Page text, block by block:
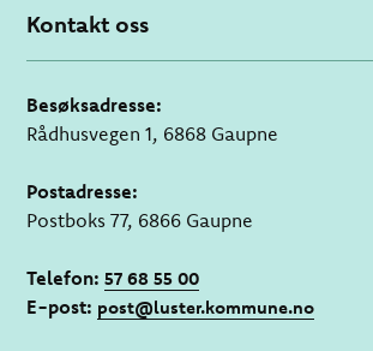
Kontakt oss
Besøksadresse:
Rådhusvegen 1, 6868 Gaupne
Postadresse:
Postboks 77, 6866 Gaupne
Telefon: 57 68 55 00
E-post: post@luster.kommune.no